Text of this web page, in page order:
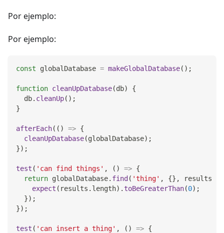
Por ejemplo:
Por ejemplo:
const globalDatabase = makeGlobalDatabase( ) ;
function cleanUpDatabase(db)
{
  db
. cleanUp( ) ;
}
afterEach( ( ) => {
cleanUpDatabase(globalDatabase) ;
}) ;
test ( 'can find things' , ( ) => {
return globalDatabase. find( 'thing' , {} , results
expect ( results . length) . toBeGreaterThan(0) ;
}) ;
}) ;
test ( 'can insert a thing' , ( ) => {